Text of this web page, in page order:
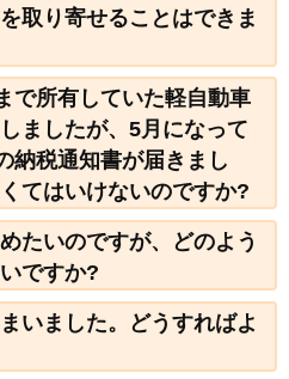
取り寄せることはできま
で所有していた軽自動車
ましたが、5月になって
納税通知書が届きまし
てはいけないのですか?
たいのですが、どのよう
ですか?
いました。どうすればよ